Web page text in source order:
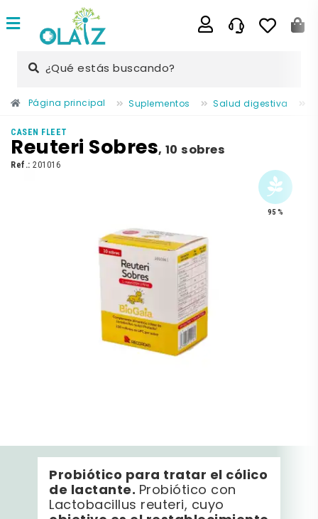
¿Qué estás buscando?
Página principal Suplementos Salud digestiva
CASEN FLEET
Reuteri Sobres, 10 sobres
Ref.: 201016
95 %
Probiótico para tratar el cólico
de lactante. Probiótico con
Lactobacillus reuteri, cuyo